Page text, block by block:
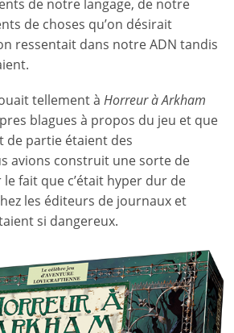
de notre langage, de notre
de choses qu’on désirait
ressentait dans notre ADN tandis
tellement à Horreur à Arkham
blagues à propos du jeu et que
de partie étaient des
avions construit une sorte de
fait que c’était hyper dur de
les éditeurs de journaux et
si dangereux.